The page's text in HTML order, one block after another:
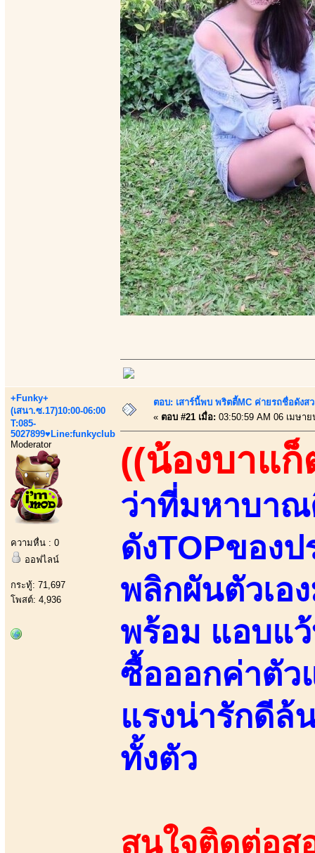
+Funky+
(เสนา.ซ.17)10:00-06:00
T:085-
5027899♥Line:funkyclub
Moderator
ความหื่น : 0
ออฟไลน์
กระทู้: 71,697
โพสต์: 4,936
ตอบ: เสาร์นี้พบ พริตตี้MC ค่ายรถชื่อดังส
« ตอบ #21 เมื่อ: 03:50:59 AM 06 เมษาย
((น้องบาแก็
ว่าที่มหาบา
ดังTOPของ
พลิกผันตัวเอ
พร้อม แอบแ
ซื้อออกค่าตัว
แรงน่ารักดีล้
ทั้งตัว
สนใจติดต่อส